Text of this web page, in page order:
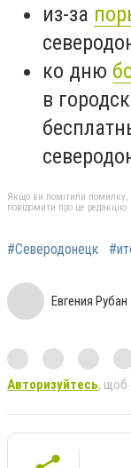
из-за
ко дню
в
Якщо ви помітили помилку,
повідомити про це редакцію
#Северодонецк
Евгения Рубан
Авторизуйтесь, щоб